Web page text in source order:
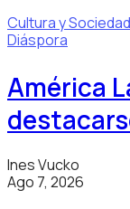
Cultura y Sociedad
Diáspora
América
Ines Vucko
Ago 7, 2026